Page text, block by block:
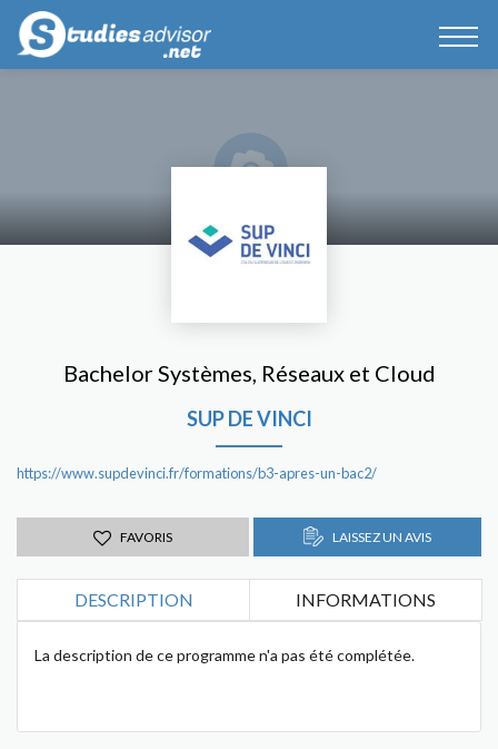
Bachelor Systèmes, Réseaux et Cloud
SUP DE VINCI
https://www.supdevinci.fr/formations/b3-apres-un-bac2/
FAVORIS LAISSEZ UN AVIS
DESCRIPTION INFORMATIONS
La description de ce programme n'a pas été complétée.